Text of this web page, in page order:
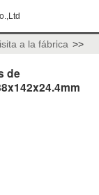
a la fábrica >>
de